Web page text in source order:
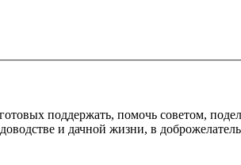
поддержать, помочь советом,
и дачной жизни, в